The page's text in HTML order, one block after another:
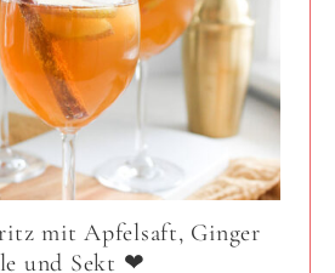
mit Apfelsaft, Ginger
und Sekt ❤